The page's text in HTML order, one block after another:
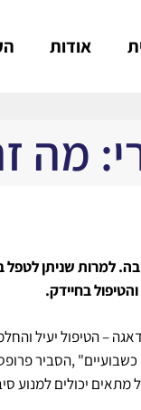
אודות
מה
למרות שניתן
בחיידק.
– הטיפול יעיל
,הסביר
מתאים יכולים למנוע